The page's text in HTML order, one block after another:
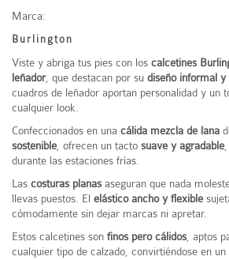
Marca:
Burlington
Viste y abriga tus pies con los calcetines
leñador, que destacan por su diseño informal y
cuadros de leñador aportan personalidad y un
cualquier look.
Confeccionados en una cálida mezcla de lana
sostenible, ofrecen un tacto suave y agradable
durante las estaciones frías.
Las costuras planas aseguran que nada
llevas puestos. El elástico ancho y flexible
cómodamente sin dejar marcas ni apretar.
Estos calcetines son finos pero cálidos, aptos
cualquier tipo de calzado, convirtiéndose en un